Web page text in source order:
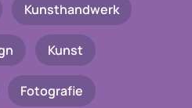
Kunsthandwerk
Kunst
Fotografie